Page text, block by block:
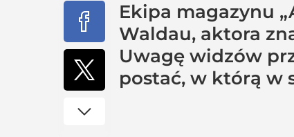
Ekipa magazynu
Waldau, aktora
Uwagę widzów
postać, w którą w